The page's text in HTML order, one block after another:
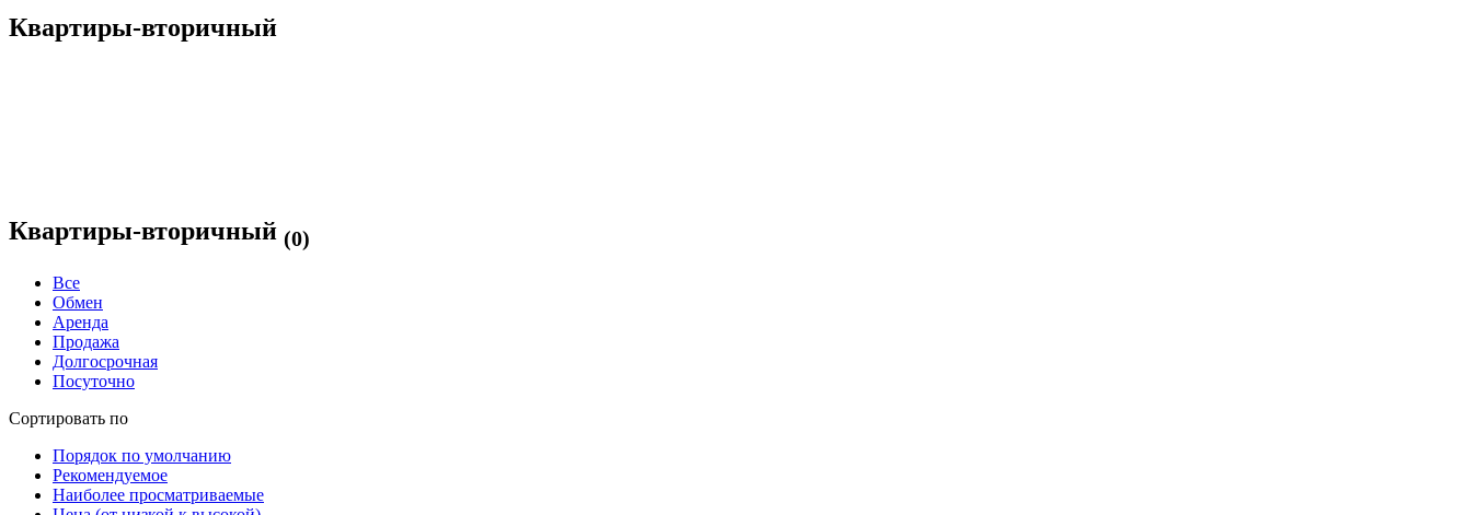
Квартиры-вторичный
Квартиры-вторичный (0)
Все
Обмен
Аренда
Продажа
Долгосрочная
Посуточно
Сортировать по
Порядок по умолчанию
Рекомендуемое
Наиболее просматриваемые